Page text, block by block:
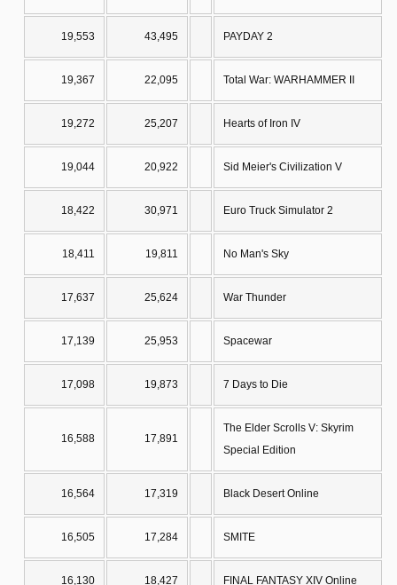
19,553 43,495 PAYDAY 2
19,367 22,095 Total War: WARHAMMER II
19,272 25,207 Hearts of Iron IV
19,044 20,922 Sid Meier's Civilization V
18,422 30,971 Euro Truck Simulator 2
18,411 19,811 No Man's Sky
17,637 25,624 War Thunder
17,139 25,953 Spacewar
17,098 19,873 7 Days to Die
16,588 17,891
The Elder Scrolls V: Skyrim
Special Edition
16,564 17,319 Black Desert Online
16,505 17,284 SMITE
16,130 18,427 FINAL FANTASY XIV Online